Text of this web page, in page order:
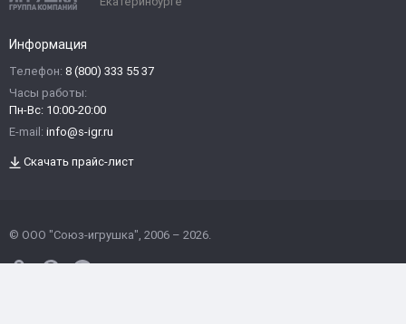
Информация
Телефон: 8 (800) 333 55 37
Часы работы:
Пн-Вс: 10:00-20:00
E-mail: info@s-igr.ru
Скачать прайс-лист
© ООО "Союз-игрушка", 2006 – 2026.